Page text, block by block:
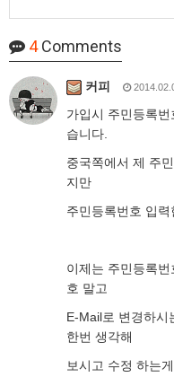
4Comments
커피
가입시 주민등록
습니다.
중국쪽에서 제 주
지만
주민등록번호 입력
이제는 주민등록
호 말고
E-Mail로 변경하시
한번 생각해
보시고 수정 하는